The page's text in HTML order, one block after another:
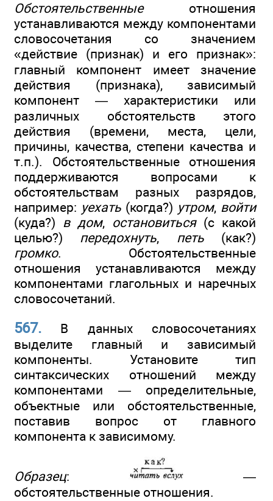
Обстоятельственныеотношения
устанавливаются между компонентами
словосочетания со значением
«действие (признак) и его признак»:
главный компонент имеет значение
действия (признака), зависимый
компонент — характеристики или
различных обстоятельств этого
действия (времени, места, цели,
причины, качества, степени качества и
т.п.). Обстоятельственные отношения
поддерживаются вопросами к
обстоятельствам разных разрядов,
например: уехать (когда?) утром, войти
(куда?) в дом, остановиться(с какой
целью?) передохнуть, петь(как?)
громко. Обстоятельственные
отношения устанавливаются между
компонентами глагольных и наречных
словосочетаний.
567. В данных словосочетаниях
выделите главный и зависимый
компоненты. Установите тип
синтаксических отношений между
компонентами — определительные,
объектные или обстоятельственные,
поставив вопрос от главного
компонента к зависимому.
Образец:
—
обстоятельственные отношения.